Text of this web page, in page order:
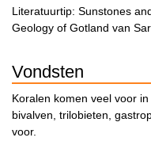
Literatuurtip: Sunstones
Geology of Gotland van
Vondsten
Koralen komen veel voor
bivalven, trilobieten,
voor.